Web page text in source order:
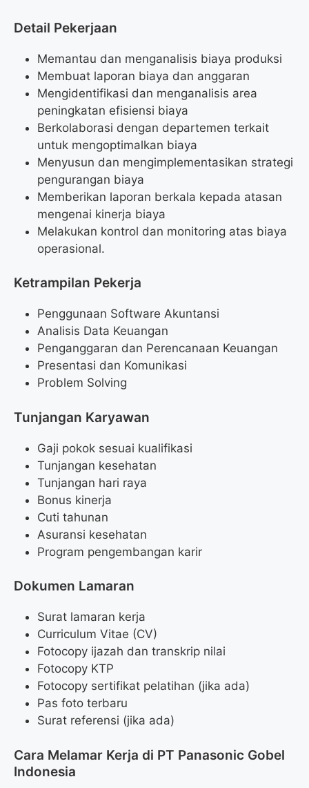
Detail Pekerjaan
Memantau dan menganalisis biaya produksi
Membuat laporan biaya dan anggaran
Mengidentifikasi dan menganalisis area
peningkatan efisiensi biaya
Berkolaborasi dengan departemen terkait
untuk mengoptimalkan biaya
Menyusun dan mengimplementasikan strategi
pengurangan biaya
Memberikan laporan berkala kepada atasan
mengenai kinerja biaya
Melakukan kontrol dan monitoring atas biaya
operasional.
Ketrampilan Pekerja
Penggunaan Software Akuntansi
Analisis Data Keuangan
Penganggaran dan Perencanaan Keuangan
Presentasi dan Komunikasi
Problem Solving
Tunjangan Karyawan
Gaji pokok sesuai kualifikasi
Tunjangan kesehatan
Tunjangan hari raya
Bonus kinerja
Cuti tahunan
Asuransi kesehatan
Program pengembangan karir
Dokumen Lamaran
Surat lamaran kerja
Curriculum Vitae (CV)
Fotocopy ijazah dan transkrip nilai
Fotocopy KTP
Fotocopy sertifikat pelatihan (jika ada)
Pas foto terbaru
Surat referensi (jika ada)
Cara Melamar Kerja di PT Panasonic Gobel
Indonesia